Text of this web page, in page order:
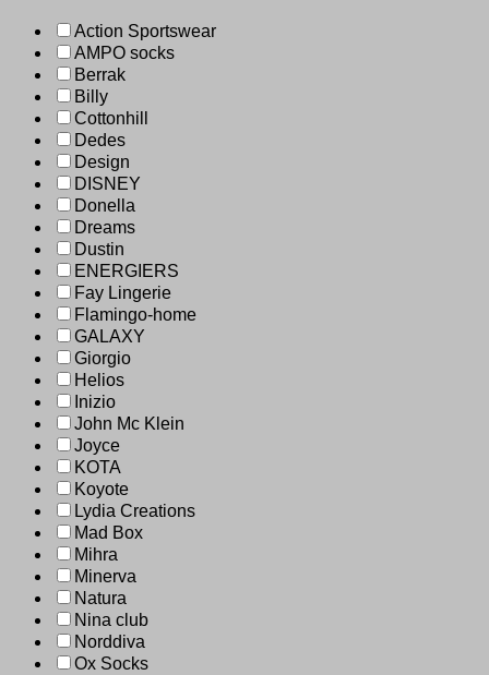
Action Sportswear
AMPO socks
Berrak
Billy
Cottonhill
Dedes
Design
DISNEY
Donella
Dreams
Dustin
ENERGIERS
Fay Lingerie
Flamingo-home
GALAXY
Giorgio
Helios
Inizio
John Mc Klein
Joyce
KOTA
Koyote
Lydia Creations
Mad Box
Mihra
Minerva
Natura
Nina club
Norddiva
Ox Socks